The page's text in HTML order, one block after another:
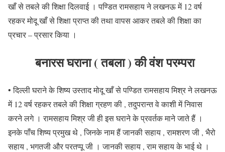
खाँ से तबले की शिक्षा दिलवाई । पण्डित रामसहाय ने लखनऊ में 12 वर्ष
रहकर मोदू खाँ से शिक्षा प्राप्त की तथा वापस आकर तबले की शिक्षा का
प्रचार – प्रसार किया ।
बनारस घराना ( तबला ) की वंश परम्परा
• दिल्ली घराने के शिष्य उस्ताद मोदू खाँ से पण्डित रामसहाय मिश्र ने लखनऊ
में 12 वर्ष रहकर तबले की शिक्षा ग्रहण की , तदुपरान्त वे काशी में निवास
करने लगे । रामसहाय मिश्र जी ही इस घराने के प्रवर्तक माने जाते हैं ।
इनके पाँच शिष्य प्रमुख थे , जिनके नाम हैं जानकी सहाय , रामशरण जी , भैरो
सहाय , भगतजी और परतप्पू जी । जानकी सहाय , राम सहाय के भाई थे ।